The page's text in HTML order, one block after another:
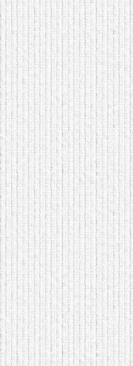
домашнем использовании.
Эта мебель имеет
некоторые преимущества
перед той же стенкой для
гостиной, к примеру,
поскольку она более
легкая и не загромождает
пространство. В спальне
этот предмет можно
поставить у изголовья
кровати, чтобы заполнить
пустующее там
место. Также стеллажи
очень часто используют в
качестве разграничителей
комнаты, например, на
рабочую зону и
пространство для отдыха.
Особенно это актуально
для однокомнатных
квартир.